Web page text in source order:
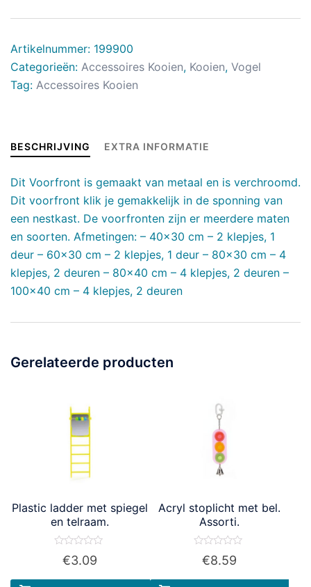
Artikelnummer: 199900
Categorieën: Accessoires Kooien, Kooien, Vogel
Tag: Accessoires Kooien
BESCHRIJVING EXTRA INFORMATIE
Dit Voorfront is gemaakt van metaal en is verchroomd.
Dit voorfront klik je gemakkelijk in de sponning van
een nestkast. De voorfronten zijn er meerdere maten
en soorten. Afmetingen: – 40×30 cm – 2 klepjes, 1
deur – 60×30 cm – 2 klepjes, 1 deur – 80×30 cm – 4
klepjes, 2 deuren – 80×40 cm – 4 klepjes, 2 deuren –
100×40 cm – 4 klepjes, 2 deuren
Gerelateerde producten
Plastic ladder met spiegel
en telraam.
Waardering
5
€3.09
Acryl stoplicht met bel.
Assorti.
Waardering
5
€8.59